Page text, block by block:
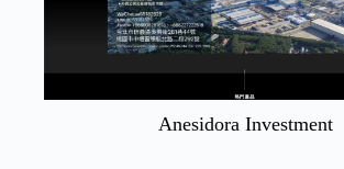
Anesidora Investment